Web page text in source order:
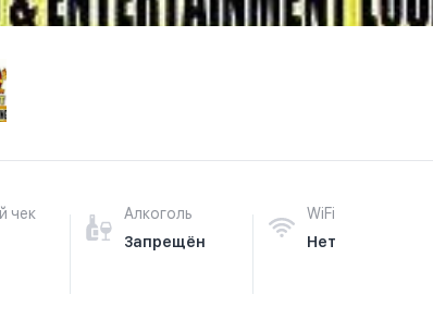
чек
Алкоголь
Запрещён
WiFi
Нет